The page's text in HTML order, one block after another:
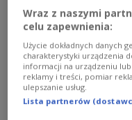
Radosław
podpiszą
Wraz z naszymi
celu zapewnienia:
Użycie dokładnych danych
charakterystyki urządzenia
informacji na urządzeniu
reklamy i treści, pomiar
ulepszanie usług.
Lista partnerów